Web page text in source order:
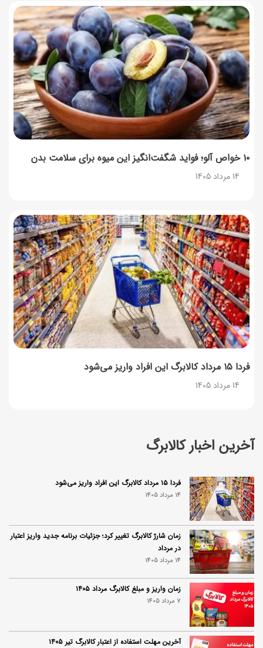
آخرین اخبار کالابرگ
فردا ۱۵ مرداد کالابرگ این افراد واریز می‌شود
14 مرداد 1405
زمان شارژ کالابرگ تغییر کرد؛ جزئیات برنامه جدید واریز اعتبار
در مرداد
14 مرداد 1405
زمان واریز و مبلغ کالابرگ مرداد ۱۴۰۵
7 مرداد 1405
آخرین مهلت استفاده از اعتبار کالابرگ تیر ۱۴۰۵
۱۰ خواص آلو؛ فواید شگفت‌انگیز این میوه برای سلامت بدن
14 مرداد 1405
فردا ۱۵ مرداد کالابرگ این افراد واریز می‌شود
14 مرداد 1405